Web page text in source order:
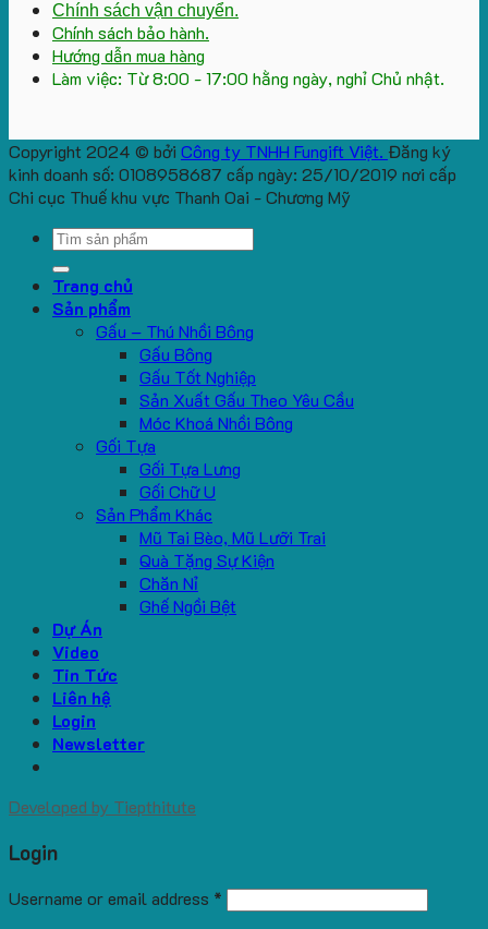
Chính sách vận chuyển.
Chính sách bảo hành.
Hướng dẫn mua hàng
Làm việc: Từ 8:00 - 17:00 hằng ngày, nghỉ Chủ nhật.
Copyright 2024 © bởi Công ty TNHH Fungift Việt. Đăng ký
kinh doanh số: 0108958687 cấp ngày: 25/10/2019 nơi cấp
Chi cục Thuế khu vực Thanh Oai - Chương Mỹ
Search
Trang chủ
Sản phẩm
Gấu – Thú Nhồi Bông
Gấu Bông
Gấu Tốt Nghiệp
Sản Xuất Gấu Theo Yêu Cầu
Móc Khoá Nhồi Bông
Gối Tựa
Gối Tựa Lưng
Gối Chữ U
Sản Phẩm Khác
Mũ Tai Bèo, Mũ Lưỡi Trai
Quà Tặng Sự Kiện
Chăn Nỉ
Ghế Ngồi Bệt
Dự Án
Video
Tin Tức
Liên hệ
Login
Newsletter
Developed by Tiepthitute
Login
Username or email address *